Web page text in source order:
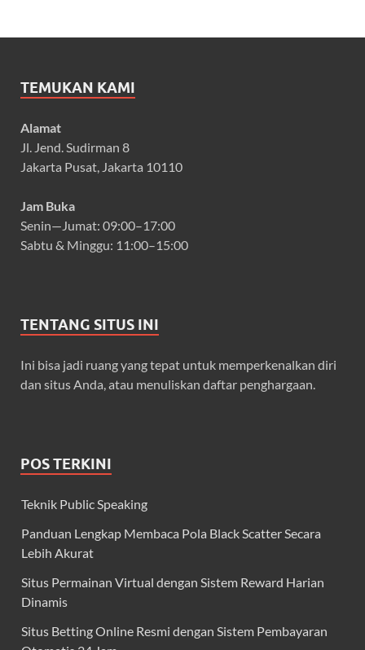
TEMUKAN KAMI
Alamat
Jl. Jend. Sudirman 8
Jakarta Pusat, Jakarta 10110
Jam Buka
Senin—Jumat: 09:00–17:00
Sabtu & Minggu: 11:00–15:00
TENTANG SITUS INI
Ini bisa jadi ruang yang tepat untuk memperkenalkan diri
dan situs Anda, atau menuliskan daftar penghargaan.
POS TERKINI
Teknik Public Speaking
Panduan Lengkap Membaca Pola Black Scatter Secara
Lebih Akurat
Situs Permainan Virtual dengan Sistem Reward Harian
Dinamis
Situs Betting Online Resmi dengan Sistem Pembayaran